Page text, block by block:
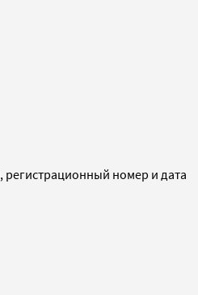
номер и дата